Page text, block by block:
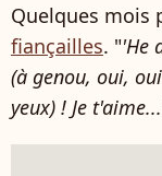
Quelques mois
fiançailles. "'He
(à genou, oui,
yeux) ! Je t'aime...